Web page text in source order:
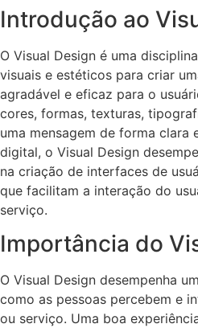
Introdução ao
O Visual Design é uma
visuais e estéticos para criar
agradável e eficaz para o
cores, formas, texturas,
uma mensagem de forma
digital, o Visual Design
na criação de interfaces de
que facilitam a interação do
serviço.
Importância do
O Visual Design desempenha
como as pessoas percebem e
ou serviço. Uma boa